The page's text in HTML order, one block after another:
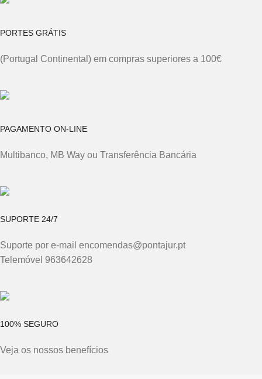
PORTES GRÁTIS
(Portugal Continental) em compras superiores a 100€
PAGAMENTO ON-LINE
Multibanco, MB Way ou Transferência Bancária
SUPORTE 24/7
Suporte por e-mail encomendas@pontajur.pt
Telemóvel 963642628
100% SEGURO
Veja os nossos benefícios